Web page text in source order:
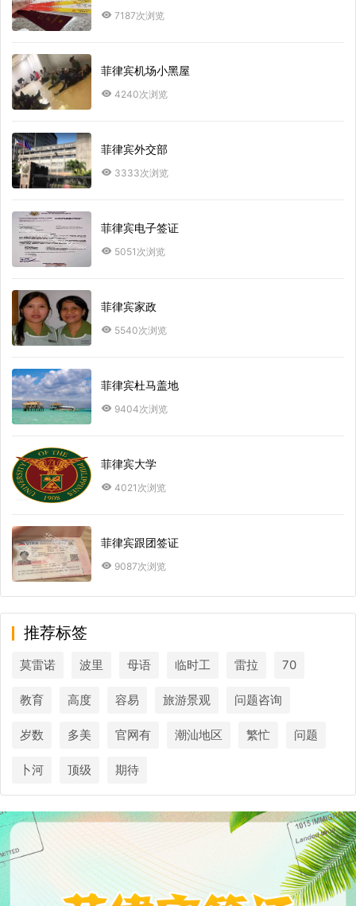
7187次浏览
菲律宾机场小黑屋
4240次浏览
菲律宾外交部
3333次浏览
菲律宾电子签证
5051次浏览
菲律宾家政
5540次浏览
菲律宾杜马盖地
9404次浏览
菲律宾大学
4021次浏览
菲律宾跟团签证
9087次浏览
推荐标签
莫雷诺 波里 母语 临时工 雷拉 70
教育 高度 容易 旅游景观 问题咨询
岁数 多美 官网有 潮汕地区 繁忙 问题
卜河 顶级 期待